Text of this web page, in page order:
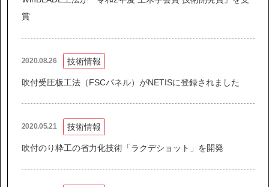
賞
2020.08.26 技術情報
吹付受圧板工法（FSCパネル）がNETISに登録されました
2020.05.21 技術情報
吹付のり枠工の省力化技術「ラクデショット」を開発